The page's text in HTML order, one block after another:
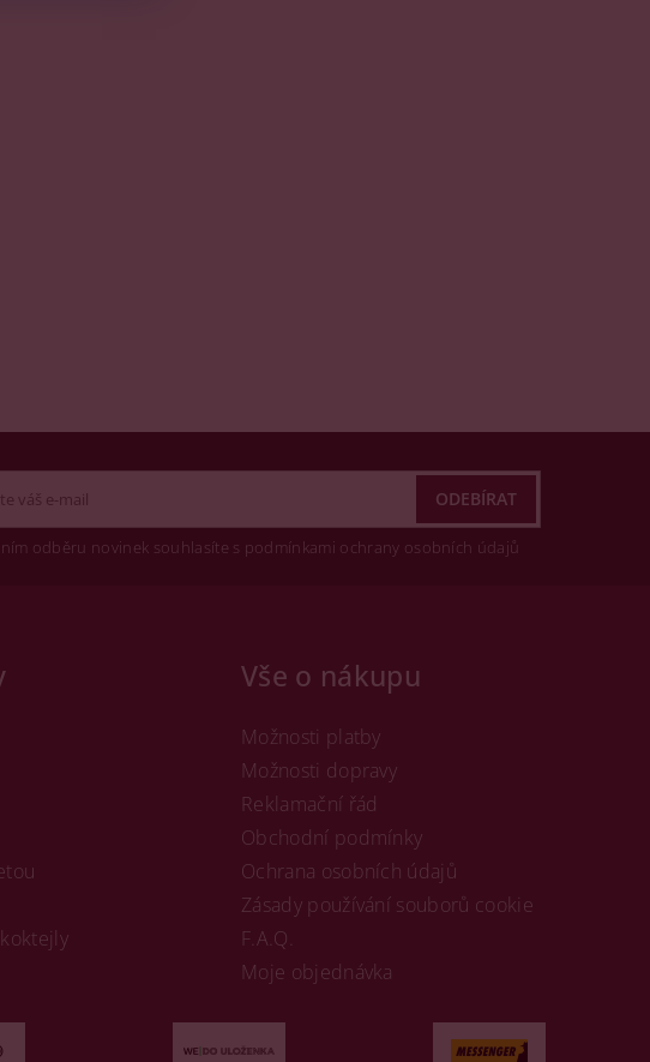
odběru novinek souhlasíte s podmínkami ochrany osobních údajů
Vše o nákupu
Možnosti platby
Možnosti dopravy
Reklamační řád
Obchodní podmínky
Ochrana osobních údajů
Zásady používání souborů cookie
F.A.Q.
Moje objednávka